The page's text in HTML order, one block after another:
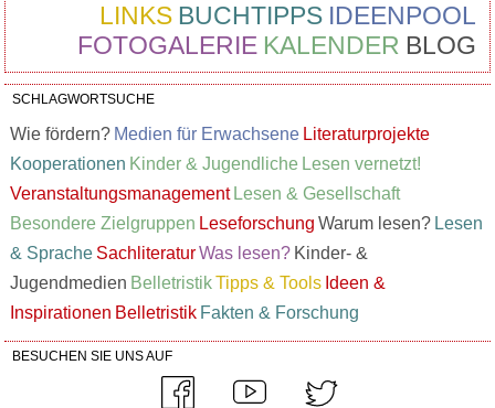
IDEENPOOL
BUCHTIPPS
LINKS
BLOG
KALENDER
FOTOGALERIE
SCHLAGWORTSUCHE
Wie fördern? Medien für Erwachsene Literaturprojekte
Kooperationen Kinder & Jugendliche Lesen vernetzt!
Veranstaltungsmanagement Lesen & Gesellschaft
Besondere Zielgruppen Leseforschung Warum lesen? Lesen
& Sprache Sachliteratur Was lesen? Kinder- &
Jugendmedien Belletristik Tipps & Tools Ideen &
Inspirationen Belletristik Fakten & Forschung
BESUCHEN SIE UNS AUF